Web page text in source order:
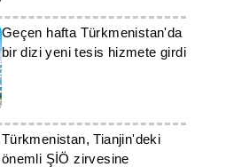
Geçen hafta Türkmenistan'da
bir dizi yeni tesis hizmete girdi
Türkmenistan, Tianjin'deki
önemli ŞİÖ zirvesine